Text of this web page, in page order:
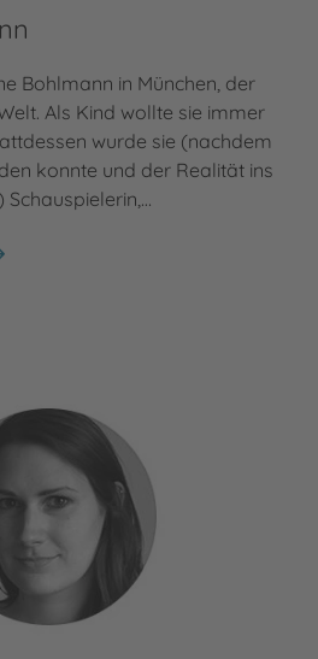
Bohlmann in München, der
Als Kind wollte sie immer
wurde sie (nachdem
konnte und der Realität ins